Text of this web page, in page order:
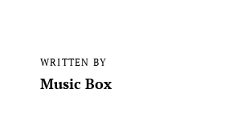
WRITTEN BY
Music Box